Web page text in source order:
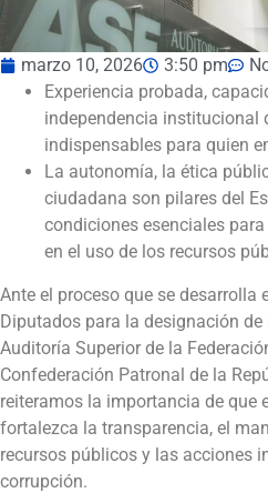
marzo 10, 2026 3:50 pm
Experiencia probada,
independencia institucional
indispensables para quien
La autonomía, la ética
ciudadana son pilares del
condiciones esenciales
en el uso de los recursos
Ante el proceso que se desarrolla
Diputados para la designación
Auditoría Superior de la
Confederación Patronal de la
reiteramos la importancia de que
fortalezca la transparencia, el
recursos públicos y las acciones
corrupción.